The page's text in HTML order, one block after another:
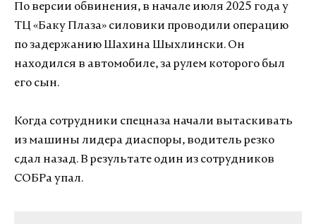
По версии обвинения, в начале июля 2025 года у
ТЦ «Баку Плаза» силовики проводили операцию
по задержанию Шахина Шыхлински. Он
находился в автомобиле, за рулем которого был
его сын.
Когда сотрудники спецназа начали вытаскивать
из машины лидера диаспоры, водитель резко
сдал назад. В результате один из сотрудников
СОБРа упал.